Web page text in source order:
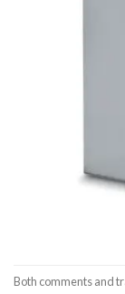
Both comments and